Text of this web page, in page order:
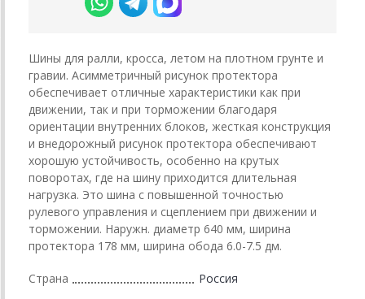
Шины для ралли, кросса, летом на плотном грунте и
гравии. Асимметричный рисунок протектора
обеспечивает отличные характеристики как при
движении, так и при торможении благодаря
ориентации внутренних блоков, жесткая конструкция
и внедорожный рисунок протектора обеспечивают
хорошую устойчивость, особенно на крутых
поворотах, где на шину приходится длительная
нагрузка. Это шина с повышенной точностью
рулевого управления и сцеплением при движении и
торможении. Наружн. диаметр 640 мм, ширина
протектора 178 мм, ширина обода 6.0-7.5 дм.
Страна Россия